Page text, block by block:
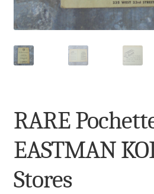
RARE
EASTMAN
Stores